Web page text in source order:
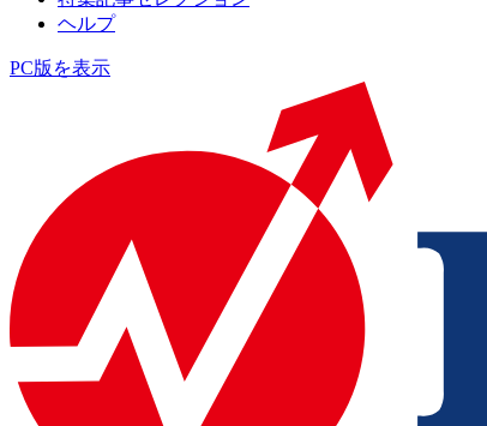
ヘルプ
PC版を表示